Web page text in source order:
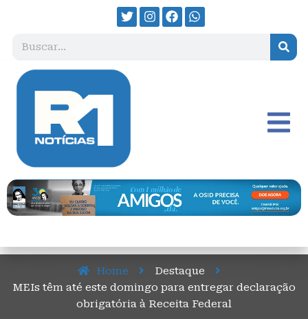
Home
Destaque
MEIs têm até este domingo para entregar declaração
obrigatória à Receita Federal